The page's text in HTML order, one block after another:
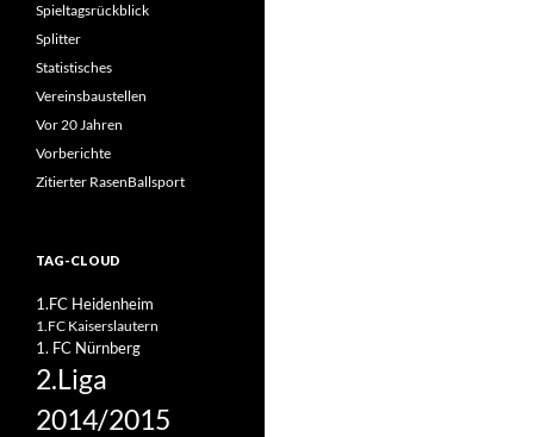
Spieltagsrückblick
Splitter
Statistisches
Vereinsbaustellen
Vor 20 Jahren
Vorberichte
Zitierter RasenBallsport
TAG-CLOUD
1.FC Heidenheim
1.FC Kaiserslautern
1. FC Nürnberg
2.Liga
2014/2015